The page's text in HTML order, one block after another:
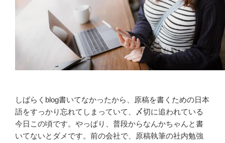
しばらくblog書いてなかったから、原稿を書くための日本
語をすっかり忘れてしまっていて、〆切に追われている
今日この頃です。やっぱり、普段からなんかちゃんと書
いてないとダメです。前の会社で、原稿執筆の社内勉強